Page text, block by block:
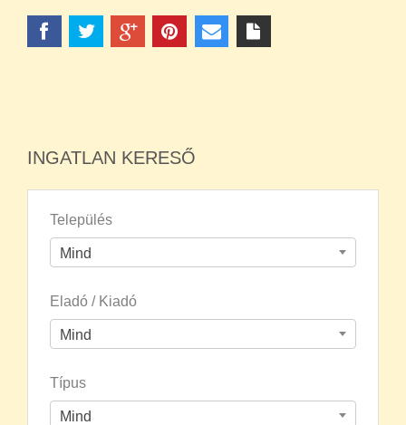
INGATLAN KERESŐ
Település
Mind
Eladó / Kiadó
Mind
Típus
Mind